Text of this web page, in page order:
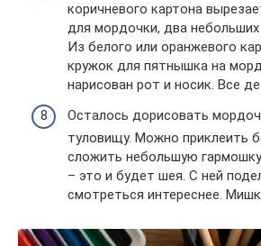
коричневого картона
для мордочки, два
Из белого или оранжевого
кружок для пятнышка на
нарисован рот и носик. Все
Осталось дорисовать
туловищу. Можно приклеить
сложить небольшую
– это и будет шея. С ней
смотреться интереснее.